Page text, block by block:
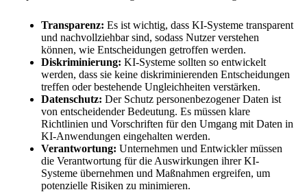
Transparenz: Es ist wichtig, dass KI-Systeme transparent
und nachvollziehbar sind, sodass Nutzer verstehen
können, wie Entscheidungen getroffen werden.
Diskriminierung: KI-Systeme sollten so entwickelt
werden, dass sie keine diskriminierenden Entscheidungen
treffen oder bestehende Ungleichheiten verstärken.
Datenschutz: Der Schutz personenbezogener Daten ist
von entscheidender Bedeutung. Es müssen klare
Richtlinien und Vorschriften für den Umgang mit Daten in
KI-Anwendungen eingehalten werden.
Verantwortung: Unternehmen und Entwickler müssen
die Verantwortung für die Auswirkungen ihrer KI-
Systeme übernehmen und Maßnahmen ergreifen, um
potenzielle Risiken zu minimieren.